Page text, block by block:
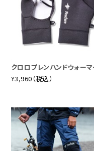
クロロプレンハンドウォーマ
¥3,960（税込）